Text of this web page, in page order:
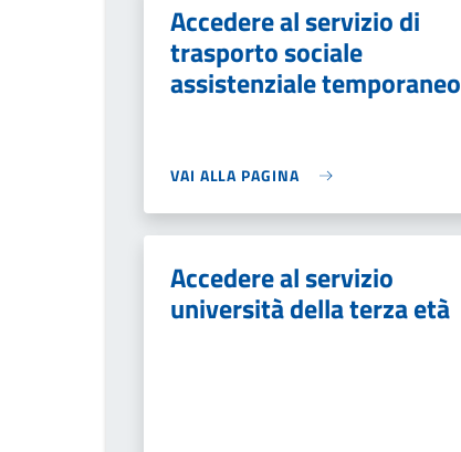
Accedere al servizio di
trasporto sociale
assistenziale temporaneo
VAI ALLA PAGINA
Accedere al servizio
università della terza età